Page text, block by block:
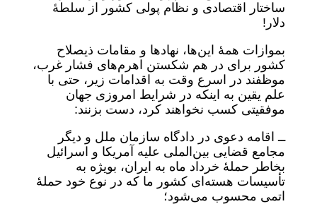
ساختار اقتصادی و نظام پولی کشور از سلطۀ
دلار!
بموازات همۀ این‌ها، نهادها و مقامات ذیصلاح
کشور برای در هم شکستن اهرم‌های فشار غرب،
موظفند در اسرع وقت به اقدامات زیر، حتی با
علم یقین به اینکه در شرایط امروزی جهان
موفقیتی کسب نخواهند کرد، دست بزنند:
ــ اقامه دعوی در دادگاه سازمان ملل و دیگر
مجامع قضایی بین‌الملی علیه آمریکا و اسرائیل
بخاطر حملۀ خرداد ماه به ایران، بویژه به
تأسیسات هسته‌ای کشور ما که در نوع خود حملۀ
اتمی محسوب می‌شود؛